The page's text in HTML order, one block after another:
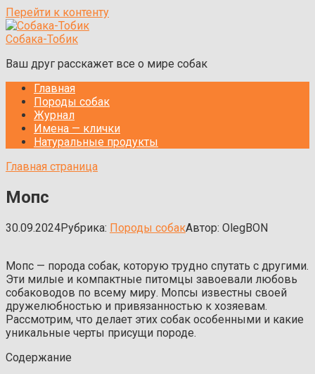
Перейти к контенту
Собака-Тобик
Ваш друг расскажет все о мире собак
Главная
Породы собак
Журнал
Имена — клички
Натуральные продукты
Главная страница
Мопс
30.09.2024Рубрика: Породы собакАвтор: OlegBON
Мопс — порода собак, которую трудно спутать с другими.
Эти милые и компактные питомцы завоевали любовь
собаководов по всему миру. Мопсы известны своей
дружелюбностью и привязанностью к хозяевам.
Рассмотрим, что делает этих собак особенными и какие
уникальные черты присущи породе.
Содержание